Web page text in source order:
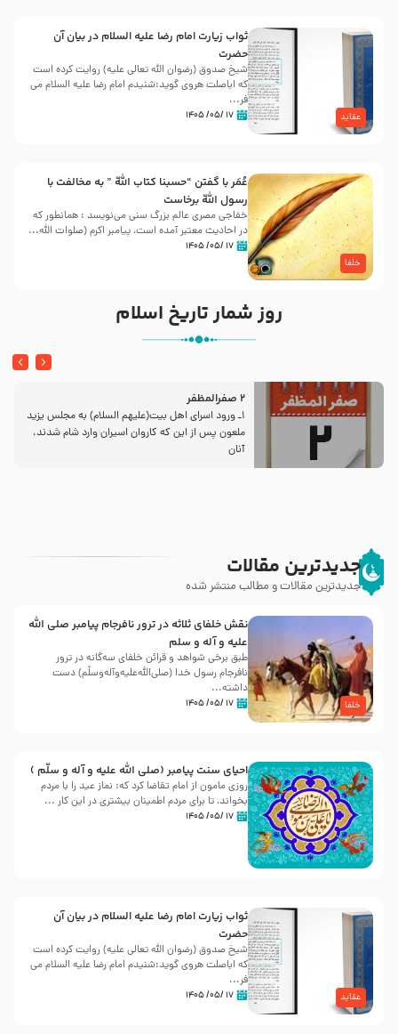
عقاید
ثواب زیارت امام رضا علیه السلام در بیان آن
حضرت
شیخ صدوق (رضوان الله تعالی علیه) روایت کرده است
که اباصلت هروی گوید:شنیدم امام رضا علیه السلام می
فر...
۱۷ /۰۵/ ۱۴۰۵
خلفا
عُمَر با گفتن “حسبنا كتاب اللّه ” به مخالفت با
رسول اللّه برخاست
خفاجی مصری عالم بزرگ سنی می‌نویسد : همانطور که
در احادیث معتبر آمده است، پیامبر اکرم (صلوات اللّه...
۱۷ /۰۵/ ۱۴۰۵
روز شمار تاریخ اسلام
2 صفرالمظفر
1ـ ورود اسراى اهل بیت‌(علیهم السلام) به مجلس یزید
ملعون پس از این كه كاروان اسیران وارد شام شدند،
آنان
جدیدترین مقالات
جدیدترین مقالات و مطالب منتشر شده
خلفا
نقش خلفای ثلاثه در ترور نافرجام پیامبر صلی الله
علیه و آله و سلم
طبق برخی شواهد و قرائن خلفای سه‌گانه در ترور
نافرجام رسول خدا (صلی‌الله‌علیه‌و‌آله‌وسلّم) دست
داشته‌...
۱۷ /۰۵/ ۱۴۰۵
احیای سنت پیامبر (صلی الله علیه و آله و سلّم )
روزی مامون از امام تقاضا کرد که: نماز عید را با مردم
بخواند، تا برای مردم اطمینان بیشتری در این کار ...
۱۷ /۰۵/ ۱۴۰۵
عقاید
ثواب زیارت امام رضا علیه السلام در بیان آن
حضرت
شیخ صدوق (رضوان الله تعالی علیه) روایت کرده است
که اباصلت هروی گوید:شنیدم امام رضا علیه السلام می
فر...
۱۷ /۰۵/ ۱۴۰۵